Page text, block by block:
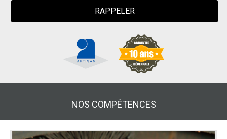
NOS COMPÉTENCES